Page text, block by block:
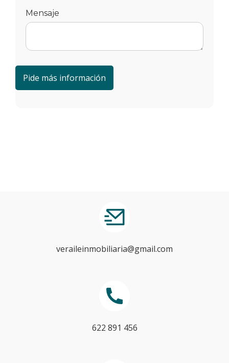
Mensaje
veraileinmobiliaria@gmail.com
622 891 456